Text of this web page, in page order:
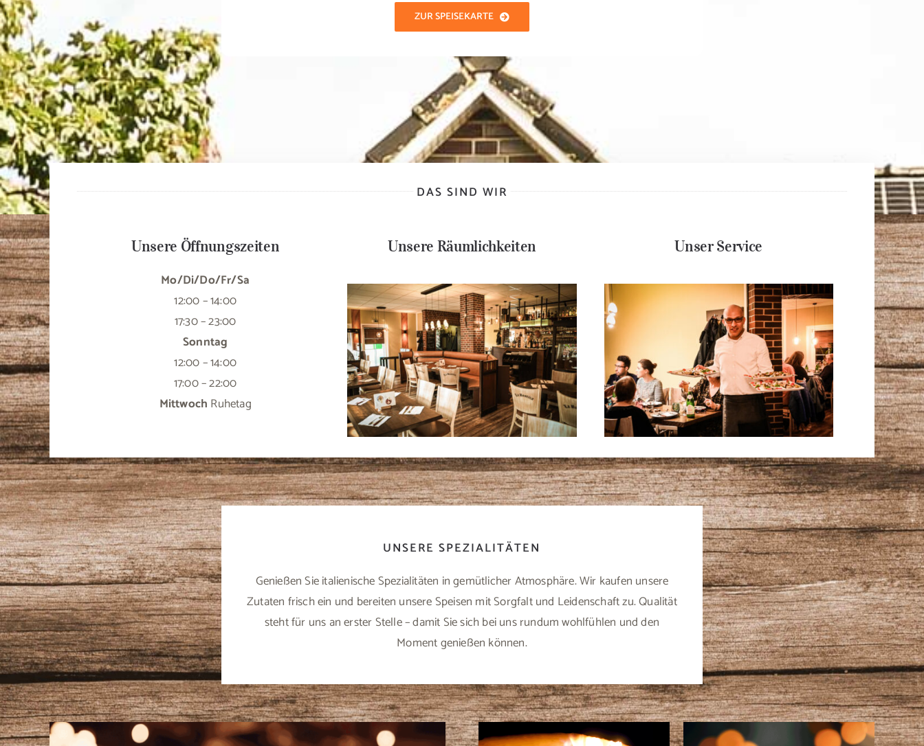
ZUR SPEISEKARTE
DAS SIND WIR
Unsere Öffnungszeiten
Mo/Di/Do/Fr/Sa
12:00 – 14:00
17:30 – 23:00
Sonntag
12:00 – 14:00
17:00 – 22:00
Mittwoch Ruhetag
Unsere Räumlichkeiten Unser Service
UNSERE SPEZIALITÄTEN
Genießen Sie italienische Spezialitäten in gemütlicher Atmosphäre. Wir kaufen unsere
Zutaten frisch ein und bereiten unsere Speisen mit Sorgfalt und Leidenschaft zu. Qualität
steht für uns an erster Stelle – damit Sie sich bei uns rundum wohlfühlen und den
Moment genießen können.